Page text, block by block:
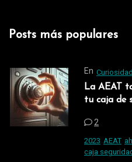
Posts más populares
En
La AEAT
tu caja de
2
2023 AEAT
caja